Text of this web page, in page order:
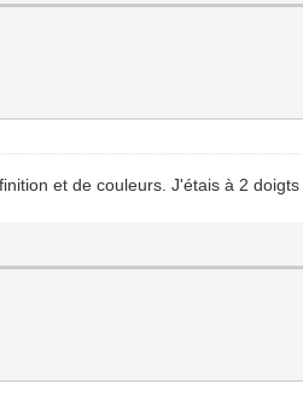
et de couleurs. J'étais à 2